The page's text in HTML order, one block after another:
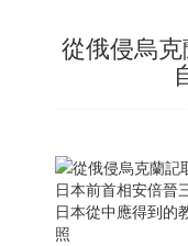
從俄侵烏
日本前首相安倍晉
日本從中應得到的
照